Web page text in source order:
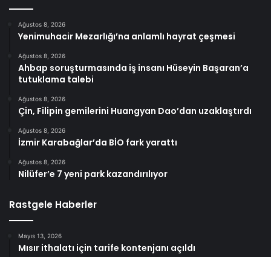
Ağustos 8, 2026
Yenimuhacir Mezarlığı’na anlamlı hayrat çeşmesi
Ağustos 8, 2026
Ahbap soruşturmasında iş insanı Hüseyin Başaran’a
tutuklama talebi
Ağustos 8, 2026
Çin, Filipin gemilerini Huangyan Dao’dan uzaklaştırdı
Ağustos 8, 2026
İzmir Karabağlar’da BİO fark yarattı
Ağustos 8, 2026
Nilüfer’e 7 yeni park kazandırılıyor
Rastgele Haberler
Mayıs 13, 2026
Mısır ithalatı için tarife kontenjanı açıldı